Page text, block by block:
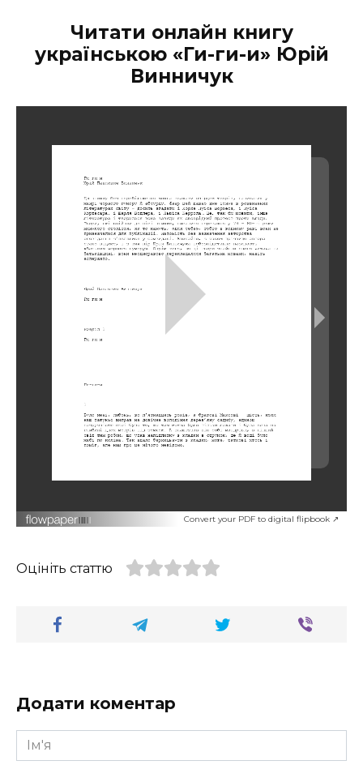
Читати онлайн книгу
українською «Ги-ги-и» Юрій
Винничук
Convert your PDF to digital flipbook ↗
Оцініть статтю
Додати коментар
Ім'я
*